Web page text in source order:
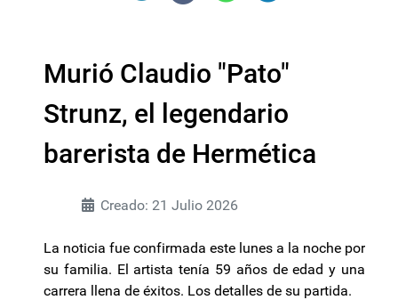
Murió Claudio "Pato"
Strunz, el legendario
barerista de Hermética
Creado: 21 Julio 2026
La noticia fue confirmada este lunes a la noche por
su familia. El artista tenía 59 años de edad y una
carrera llena de éxitos. Los detalles de su partida.